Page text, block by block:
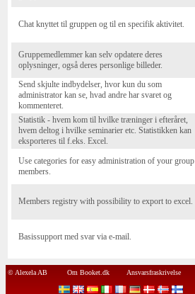
Chat knyttet til gruppen og til en specifik aktivitet.
Gruppemedlemmer kan selv opdatere deres
oplysninger, også deres personlige billeder.
Send skjulte indbydelser, hvor kun du som
administrator kan se, hvad andre har svaret og
kommenteret.
Statistik - hvem kom til hvilke træninger i efteråret,
hvem deltog i hvilke seminarier etc. Statistikken kan
eksporteres til f.eks. Excel.
Use categories for easy administration of your group
members.
Members registry with possibility to export to excel.
Basissupport med svar via e-mail.
© Alexela AB Om Booket.dk Ansvarsfraskrivelse